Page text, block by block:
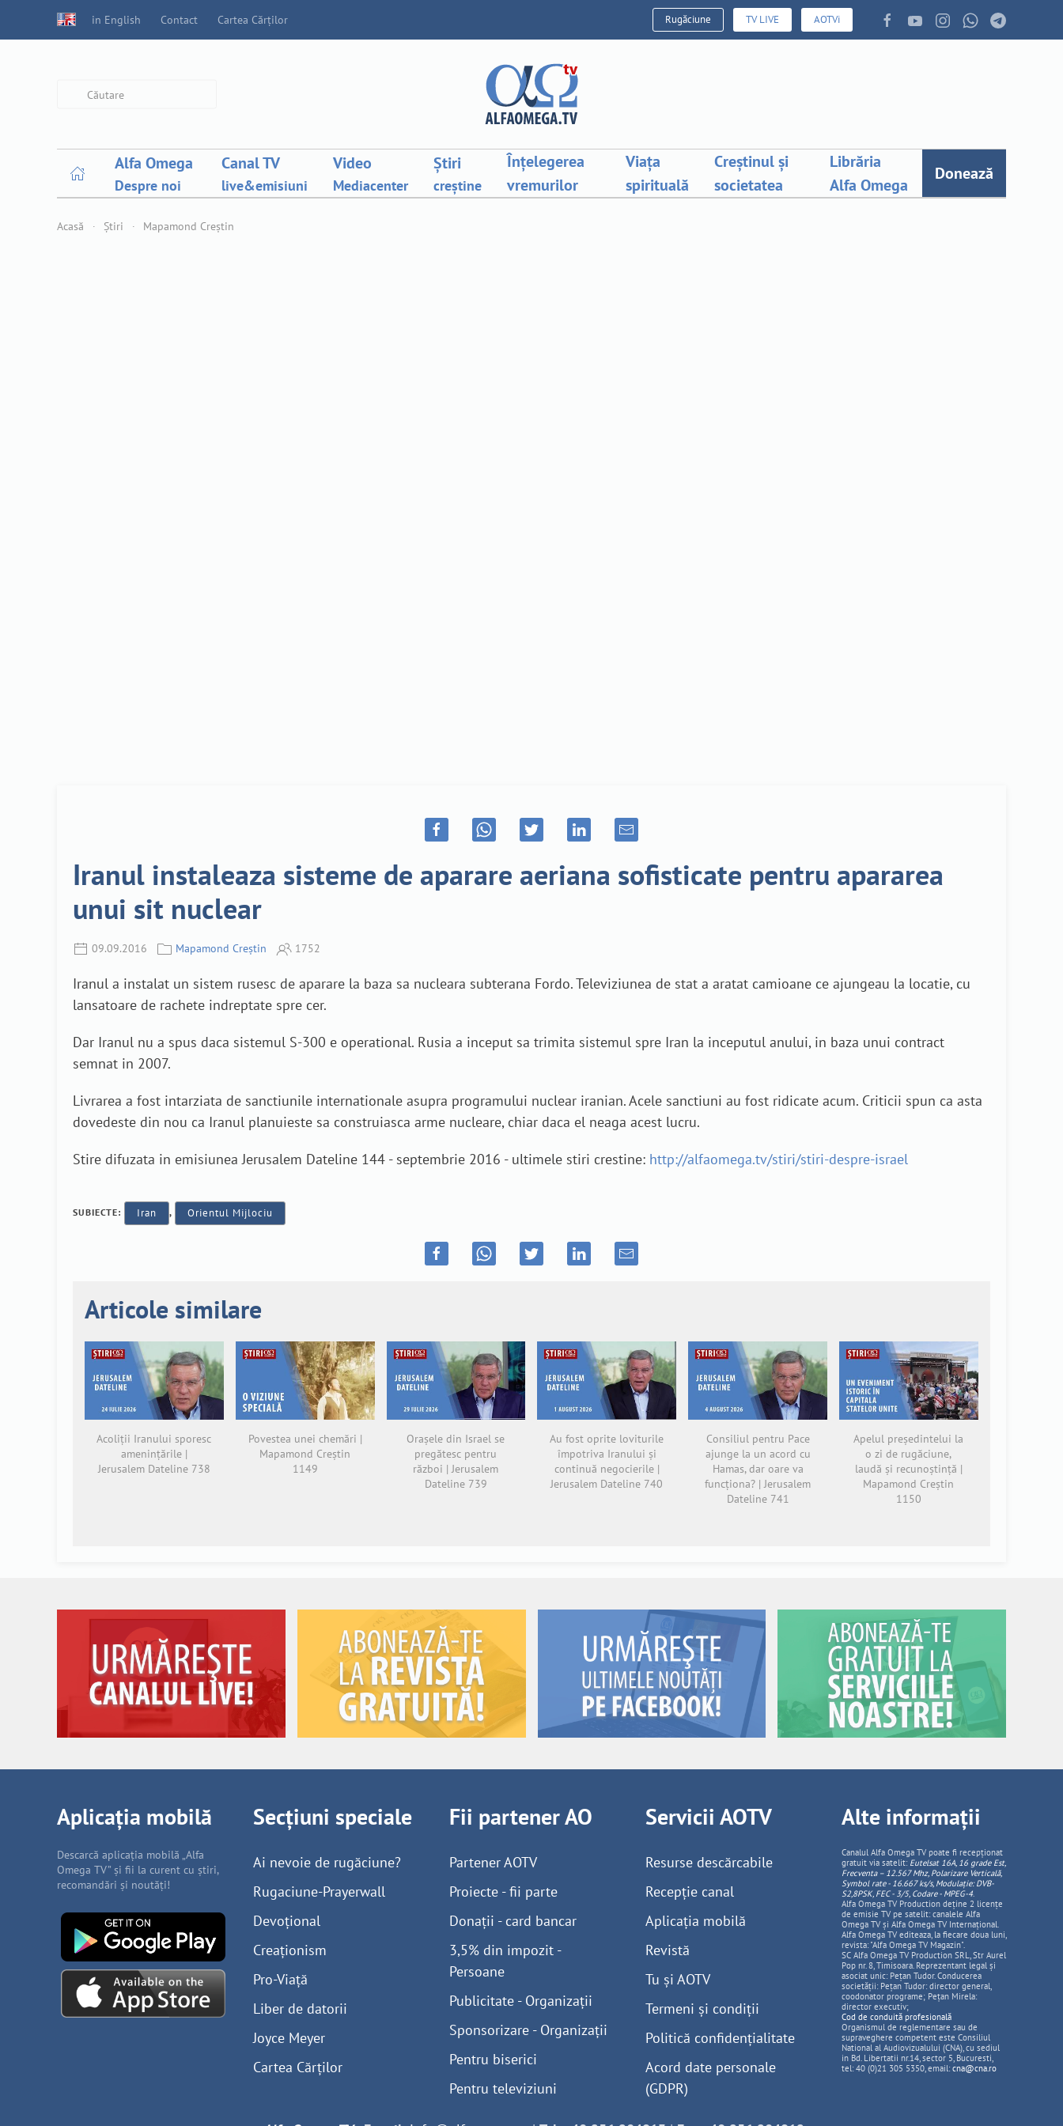
in English Contact Cartea Cărților Rugăciune TV LIVE AOTVi
Alfa Omega
Despre noi
Canal TV
live&emisiuni
Video
Mediacenter
Știri
creștine
Înțelegerea
vremurilor
Viața
spirituală
Creștinul și
societatea
Librăria
Alfa Omega
Donează
Acasă Știri Mapamond Creștin
Iranul instaleaza sisteme de aparare aeriana sofisticate pentru apararea
unui sit nuclear
09.09.2016 Mapamond Creștin 1752
Iranul a instalat un sistem rusesc de aparare la baza sa nucleara subterana Fordo. Televiziunea de stat a aratat camioane ce ajungeau la locatie, cu
lansatoare de rachete indreptate spre cer.
Dar Iranul nu a spus daca sistemul S-300 e operational. Rusia a inceput sa trimita sistemul spre Iran la inceputul anului, in baza unui contract
semnat in 2007.
Livrarea a fost intarziata de sanctiunile internationale asupra programului nuclear iranian. Acele sanctiuni au fost ridicate acum. Criticii spun ca asta
dovedeste din nou ca Iranul planuieste sa construiasca arme nucleare, chiar daca el neaga acest lucru.
Stire difuzata in emisiunea Jerusalem Dateline 144 - septembrie 2016 - ultimele stiri crestine: http://alfaomega.tv/stiri/stiri-despre-israel
SUBIECTE: Iran , Orientul Mijlociu
Articole similare
Acoliții Iranului sporesc
amenințările |
Jerusalem Dateline 738
Povestea unei chemări |
Mapamond Creștin
1149
Orașele din Israel se
pregătesc pentru
război | Jerusalem
Dateline 739
Au fost oprite loviturile
împotriva Iranului și
continuă negocierile |
Jerusalem Dateline 740
Consiliul pentru Pace
ajunge la un acord cu
Hamas, dar oare va
funcționa? | Jerusalem
Dateline 741
Apelul președintelui la
o zi de rugăciune,
laudă și recunoștință |
Mapamond Creștin
1150
Aplicația mobilă
Descarcă aplicația mobilă „Alfa
Omega TV” și fii la curent cu știri,
recomandări și noutăți!
Secțiuni speciale
Ai nevoie de rugăciune?
Rugaciune-Prayerwall
Devoțional
Creaționism
Pro-Viață
Liber de datorii
Joyce Meyer
Cartea Cărților
Fii partener AO
Partener AOTV
Proiecte - fii parte
Donații - card bancar
3,5% din impozit -
Persoane
Publicitate - Organizații
Sponsorizare - Organizații
Pentru biserici
Pentru televiziuni
Servicii AOTV
Resurse descărcabile
Recepție canal
Aplicația mobilă
Revistă
Tu și AOTV
Termeni și condiții
Politică confidențialitate
Acord date personale
(GDPR)
Alte informații
Canalul Alfa Omega TV poate fi recepționat
gratuit via satelit: Eutelsat 16A, 16 grade Est,
Frecventa – 12.567 Mhz, PolarizareVerticală,
Symbol rate - 16.667 ks/s, Modulație: DVB-
S2,8PSK, FEC - 3/5, Codare - MPEG-4.
Alfa Omega TV Production deține 2 licențe
de emisie TV pe satelit: canalele Alfa
Omega TV și Alfa Omega TV Internațional.
Alfa Omega TV editeaza, la fiecare doua luni,
revista: "Alfa Omega TV Magazin".
SC Alfa Omega TV Production SRL, Str Aurel
Pop nr. 8, Timisoara. Reprezentant legal și
asociat unic: Pețan Tudor. Conducerea
societății: Pețan Tudor: director general,
coodonator programe; Pețan Mirela:
director executiv;
Cod de conduită profesională
Organismul de reglementare sau de
supraveghere competent este Consiliul
National al Audiovizualului (CNA), cu sediul
in Bd. Libertatii nr.14, sector 5, Bucuresti,
tel: 40 (0)21 305 5350, email: cna@cna.ro